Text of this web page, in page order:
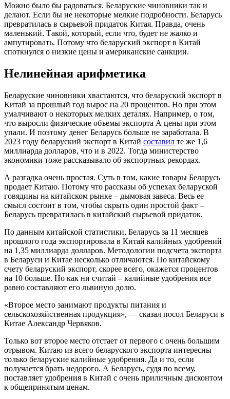
Можно было бы радоваться. Беларуские чиновники так и
делают. Если бы не некоторые мелкие подробности. Беларусь
превратилась в сырьевой придаток Китая. Правда, очень
маленький. Такой, который, если что, будет не жалко и
ампутировать. Потому что беларуский экспорт в Китай
споткнулся о низкие цены и американские санкции.
Нелинейная арифметика
Беларуские чиновники хвастаются, что беларуский экспорт в
Китай за прошлый год вырос на 20 процентов. Но при этом
умалчивают о некоторых мелких деталях. Например, о том,
что выросли физические объемы экспорта А цены при этом
упали. И поэтому денег Беларусь больше не заработала. В
2023 году беларуский экспорт в Китай составил те же 1,6
миллиарда долларов, что и в 2022. Тогда министерство
экономики тоже рассказывало об экспортных рекордах.
А разгадка очень простая. Суть в том, какие товары Беларусь
продает Китаю. Потому что рассказы об успехах беларуской
говядины на китайском рынке – дымовая завеса. Весь ее
смысл состоит в том, чтобы скрыть один простой факт –
Беларусь превратилась в китайский сырьевой придаток.
По данным китайской статистики, Беларусь за 11 месяцев
прошлого года экспортировала в Китай калийных удобрений
на 1,35 миллиарда долларов. Методологии подсчета экспорта
в Беларуси и Китае несколько отличаются. По китайскому
счету беларуский экспорт, скорее всего, окажется процентов
на 10 больше. Но как ни считай – калийные удобрения все
равно составляют его львиную долю.
«Второе место занимают продукты питания и
сельскохозяйственная продукция», — сказал посол Беларуси в
Китае Александр Червяков.
Только вот второе место отстает от первого с очень большим
отрывом. Китаю из всего беларуского экспорта интересны
только беларуские калийные удобрения. Да и то, если
получается брать недорого. А Беларусь, судя по всему,
поставляет удобрения в Китай с очень приличным дисконтом
к общепринятым ценам.